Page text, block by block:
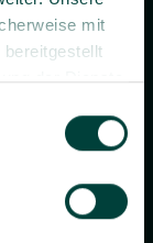
mit
der Dienste